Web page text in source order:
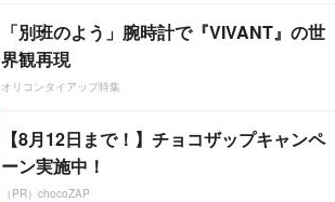
「別班のよう」腕時計で『VIVANT』の世
界観再現
オリコンタイアップ特集
【8月12日まで！】チョコザップキャンペ
ーン実施中！
（PR）chocoZAP